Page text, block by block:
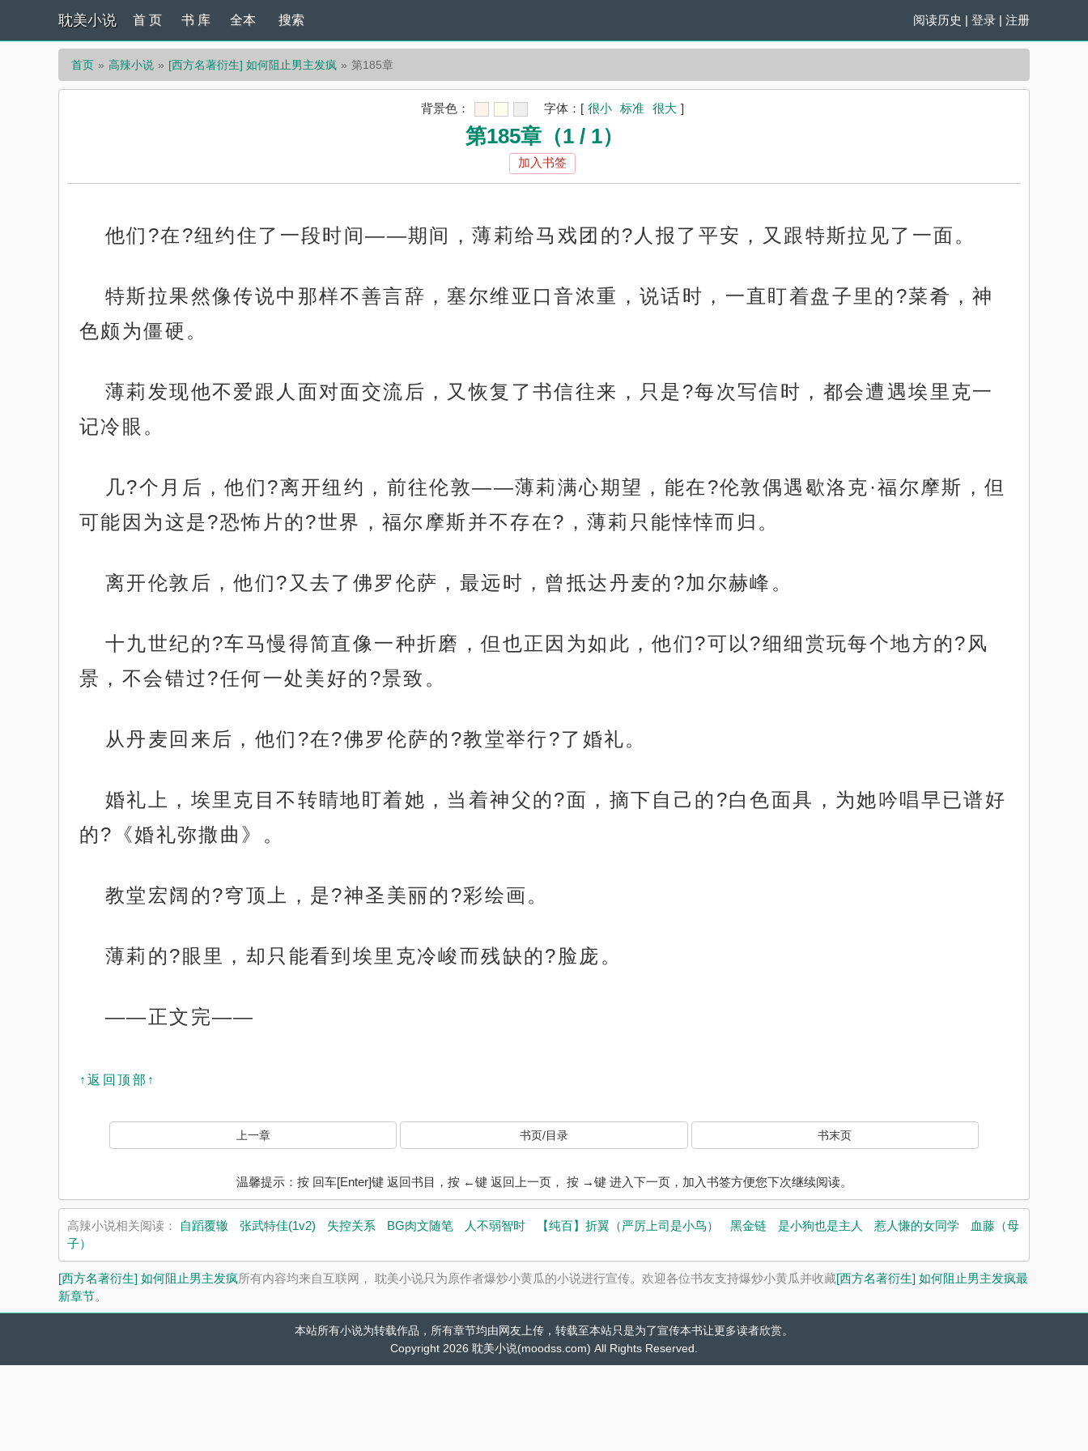
耽美小说 阅读历史 | 登录 | 注册
首 页 书 库 全本 搜索
首页 高辣小说 [西方名著衍生] 如何阻止男主发疯 第185章
背景色： 字体： [ 很小 标准 很大 ]
第185章（1 / 1）
加入书签
他们?在?纽约住了一段时间——期间，薄莉给马戏团的?人报了平安，又跟特斯拉见了一面。
特斯拉果然像传说中那样不善言辞，塞尔维亚口音浓重，说话时，一直盯着盘子里的?菜肴，神
色颇为僵硬。
薄莉发现他不爱跟人面对面交流后，又恢复了书信往来，只是?每次写信时，都会遭遇埃里克一
记冷眼。
几?个月后，他们?离开纽约，前往伦敦——薄莉满心期望，能在?伦敦偶遇歇洛克·福尔摩斯，但
可能因为这是?恐怖片的?世界，福尔摩斯并不存在?，薄莉只能悻悻而归。
离开伦敦后，他们?又去了佛罗伦萨，最远时，曾抵达丹麦的?加尔赫峰。
十九世纪的?车马慢得简直像一种折磨，但也正因为如此，他们?可以?细细赏玩每个地方的?风
景，不会错过?任何一处美好的?景致。
从丹麦回来后，他们?在?佛罗伦萨的?教堂举行?了婚礼。
婚礼上，埃里克目不转睛地盯着她，当着神父的?面，摘下自己的?白色面具，为她吟唱早已谱好
的?《婚礼弥撒曲》。
教堂宏阔的?穹顶上，是?神圣美丽的?彩绘画。
薄莉的?眼里，却只能看到埃里克冷峻而残缺的?脸庞。
——正文完——
↑返回顶部↑
上一章 书页/目录 书末页
温馨提示：按 回车[Enter]键 返回书目，按 ←键 返回上一页， 按 →键 进入下一页，加入书签方便您下次继续阅读。
高辣小说相关阅读： 自蹈覆辙 张武特佳(1v2) 失控关系 BG肉文随笔 人不弱智时 【纯百】折翼（严厉上司是小鸟） 黑金链 是小狗也是主人 惹人慊的女同学
血藤（母
子）
[西方名著衍生] 如何阻止男主发疯所有内容均来自互联网， 耽美小说只为原作者爆炒小黄瓜的小说进行宣传。欢迎各位书友支持爆炒小黄瓜并收藏[西方名著衍生] 如何阻止男主发疯最
新章节。
本站所有小说为转载作品，所有章节均由网友上传，转载至本站只是为了宣传本书让更多读者欣赏。
Copyright 2026 耽美小说(moodss.com) All Rights Reserved.